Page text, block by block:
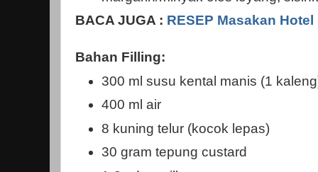
BACA JUGA : RESEP Masakan
Bahan Filling:
300 ml susu kental manis (1
400 ml air
8 kuning telur (kocok lepas)
30 gram tepung custard